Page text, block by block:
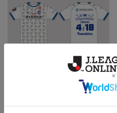
【アニバーサリー】2025オリジ